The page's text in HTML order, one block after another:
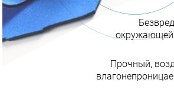
Прочный,
окружающей